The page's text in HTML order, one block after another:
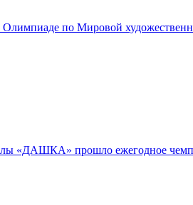
по Мировой
«ДАШКА» прошло ежегодное